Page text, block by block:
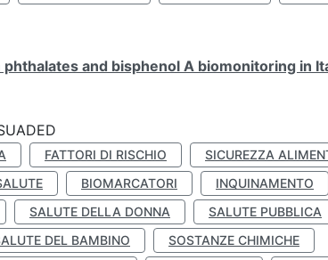
phthalates and bisphenol A biomonitoring in
FATTORI DI RISCHIO
SICUREZZA
BIOMARCATORI
INQUINAMENTO
SALUTE DELLA DONNA SALUTE PUBBLICA
DEL BAMBINO
SOSTANZE CHIMICHE